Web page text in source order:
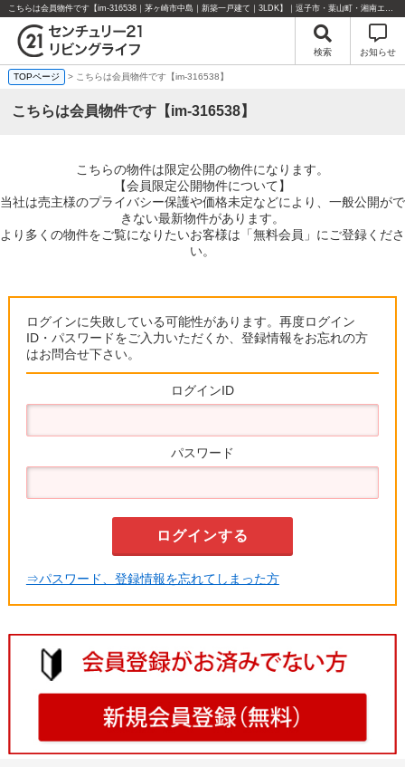
こちらは会員物件です【im-316538｜茅ヶ崎市中島｜新築一戸建て｜3LDK】｜逗子市・葉山町・湘南エリアの不動産のことならセンチュリー21リビングライフにお任せください！
検索 お知らせ
TOPページ > こちらは会員物件です【im-316538】
こちらは会員物件です【im-316538】
こちらの物件は限定公開の物件になります。
【会員限定公開物件について】
当社は売主様のプライバシー保護や価格未定などにより、一般公開がで
きない最新物件があります。
より多くの物件をご覧になりたいお客様は「無料会員」にご登録くださ
い。
ログインに失敗している可能性があります。再度ログイン
ID・パスワードをご入力いただくか、登録情報をお忘れの方
はお問合せ下さい。
ログインID
パスワード
⇒パスワード、登録情報を忘れてしまった方